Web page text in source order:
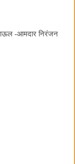
-आमदार निरंजन